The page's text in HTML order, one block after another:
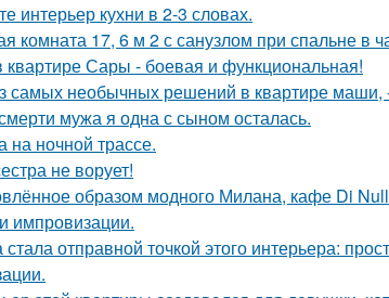
интерьер кухни в 2-3 словах.
комната 17, 6 м 2 с санузлом при спальне в
квартире Сары - боевая и функциональная!
самых необычных решений в квартире маши, -
мужа я одна с сыном осталась.
на ночной трассе.
не ворует!
образом модного Милана, кафе Di
импровизации.
отправной точкой этого интерьера: